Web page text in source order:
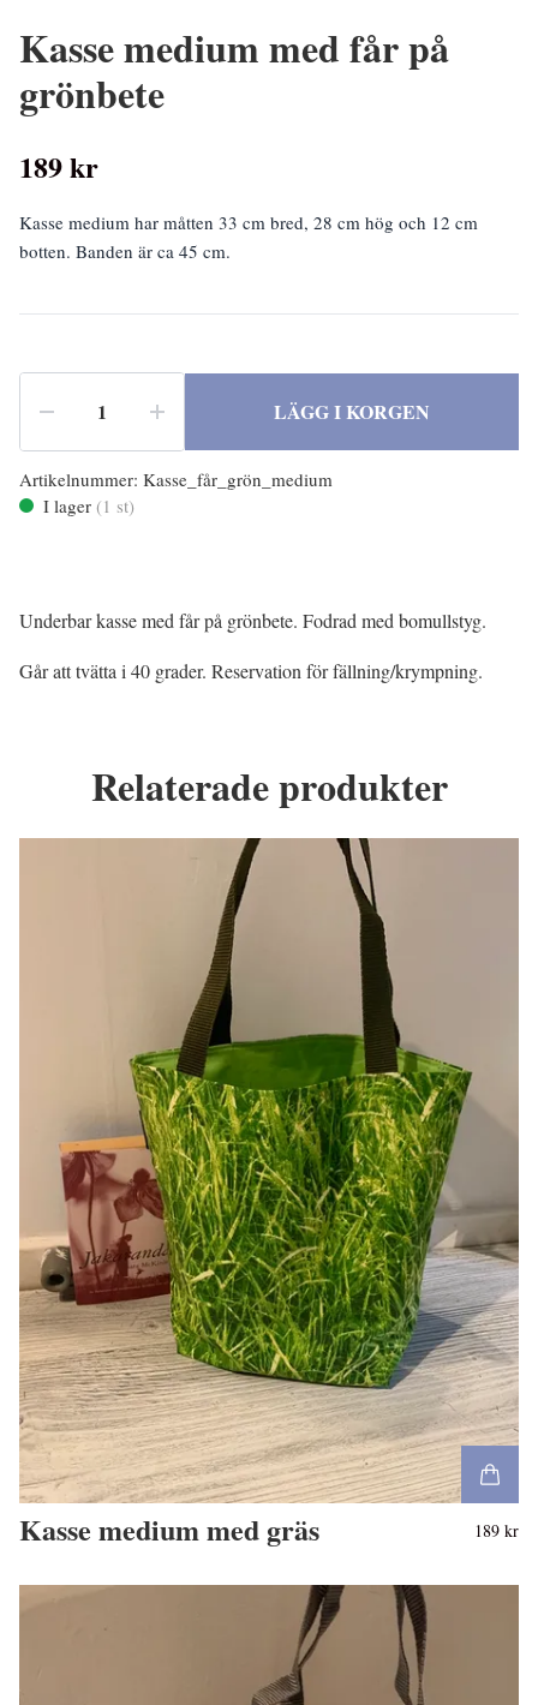
Kasse medium med får på
grönbete
189 kr
Kasse medium har måtten 33 cm bred, 28 cm hög och 12 cm
botten. Banden är ca 45 cm.
LÄGG I KORGEN
Artikelnummer: Kasse_får_grön_medium
I lager (1 st)
Underbar kasse med får på grönbete. Fodrad med bomullstyg.
Går att tvätta i 40 grader. Reservation för fällning/krympning.
Relaterade produkter
Kasse medium med gräs 189 kr